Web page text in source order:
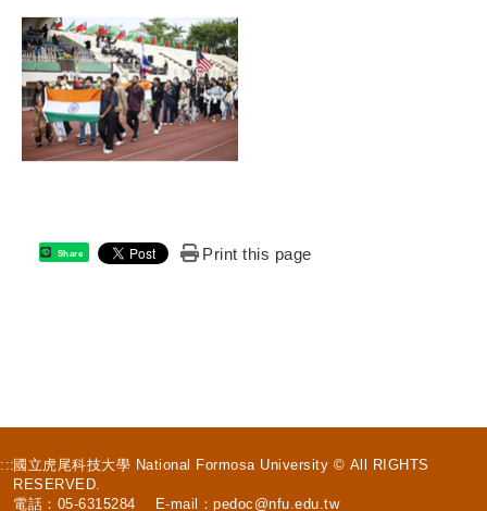
Share Print this page
:::國立虎尾科技大學 National Formosa University © All RIGHTS
RESERVED.
電話：05-6315284 E-mail：pedoc@nfu.edu.tw